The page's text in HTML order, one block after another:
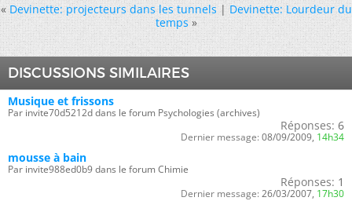
« Devinette: projecteurs dans les tunnels|Devinette: Lourdeur du
temps »
DISCUSSIONS SIMILAIRES
Musique et frissons
Par invite70d5212d dans le forum Psychologies (archives)
Réponses: 6
Dernier message: 08/09/2009, 14h34
mousse à bain
Par invite988ed0b9 dans le forum Chimie
Réponses: 1
Dernier message: 26/03/2007, 17h30